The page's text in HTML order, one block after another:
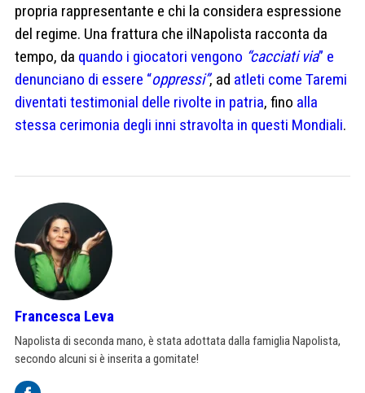
propria rappresentante e chi la considera espressione
del regime. Una frattura che ilNapolista racconta da
tempo, da quando i giocatori vengono “cacciati via” e
denunciano di essere “oppressi”, ad atleti come Taremi
diventati testimonial delle rivolte in patria, fino alla
stessa cerimonia degli inni stravolta in questi Mondiali.
Francesca Leva
Napolista di seconda mano, è stata adottata dalla famiglia Napolista,
secondo alcuni si è inserita a gomitate!